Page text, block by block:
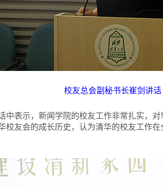
校友总会副秘书长崔剑讲话
中表示，新闻学院的校友工作非常扎实，
校友会的成长历史，认为清华的校友工作